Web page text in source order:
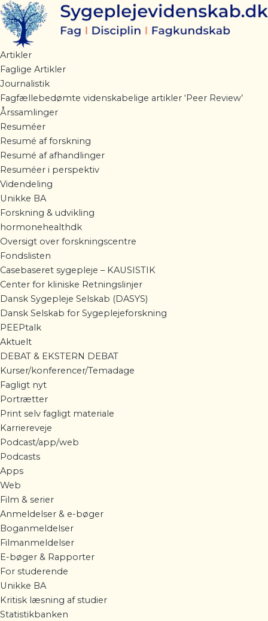
Gå
til
indholdet
Artikler
Faglige Artikler
Journalistik
Fagfællebedømte videnskabelige artikler ‘Peer Review’
Årssamlinger
Resuméer
Resumé af forskning
Resumé af afhandlinger
Resuméer i perspektiv
Videndeling
Unikke BA
Forskning & udvikling
hormonehealthdk
Oversigt over forskningscentre
Fondslisten
Casebaseret sygepleje – KAUSISTIK
Center for kliniske Retningslinjer
Dansk Sygepleje Selskab (DASYS)
Dansk Selskab for Sygeplejeforskning
PEEPtalk
Aktuelt
DEBAT & EKSTERN DEBAT
Kurser/konferencer/Temadage
Fagligt nyt
Portrætter
Print selv fagligt materiale
Karriereveje
Podcast/app/web
Podcasts
Apps
Web
Film & serier
Anmeldelser & e-bøger
Boganmeldelser
Filmanmeldelser
E-bøger & Rapporter
For studerende
Unikke BA
Kritisk læsning af studier
Statistikbanken